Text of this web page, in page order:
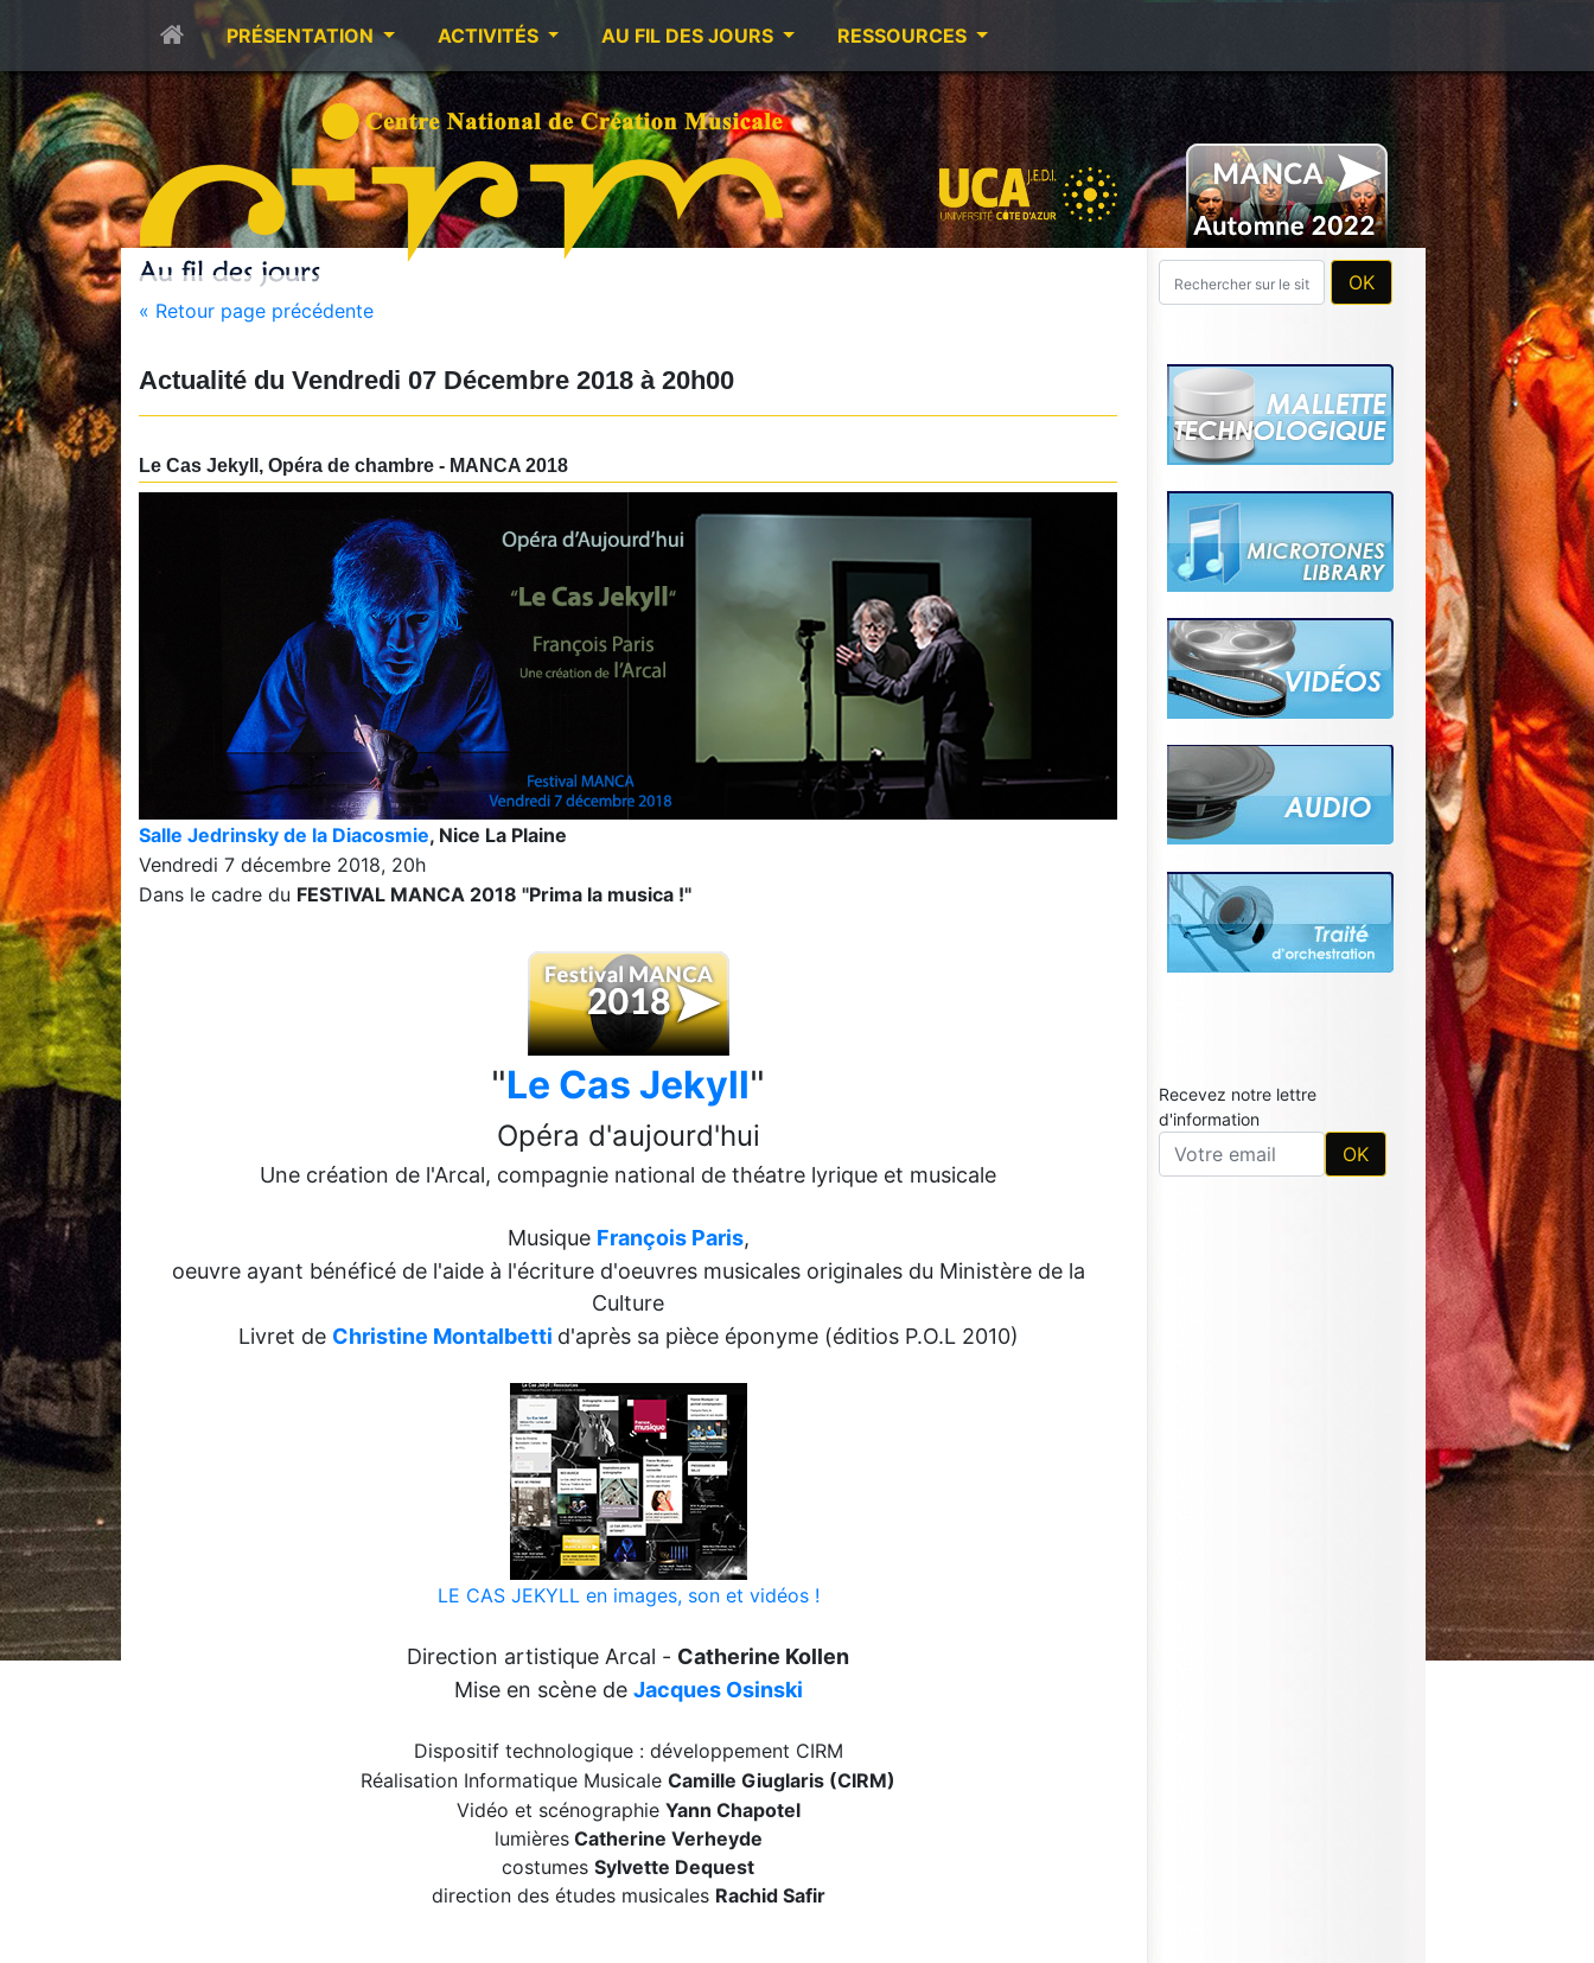
PRÉSENTATION ACTIVITÉS AU FIL DES JOURS RESSOURCES
« Retour page précédente
Actualité du Vendredi 07 Décembre 2018 à20h00
Le Cas Jekyll, Opéra de chambre - MANCA 2018
Salle Jedrinsky de la Diacosmie, Nice La Plaine
Vendredi 7 décembre 2018, 20h
Dans le cadre du FESTIVAL MANCA 2018 "Prima la musica !"
"Le Cas Jekyll"
Opéra d'aujourd'hui
Une création de l'Arcal, compagnie national de théatre lyrique et musicale
Musique François Paris,
oeuvre ayant bénéficé de l'aide à l'écriture d'oeuvres musicales originales du Ministère de la
Culture
Livret de Christine Montalbetti d'après sa pièce éponyme (éditios P.O.L 2010)
LE CAS JEKYLL en images, son et vidéos !
Direction artistique Arcal - Catherine Kollen
Mise en scène de Jacques Osinski
Dispositif technologique : développement CIRM
Réalisation Informatique Musicale Camille Giuglaris (CIRM)
Vidéo et scénographie Yann Chapotel
lumièresCatherine Verheyde
costumes Sylvette Dequest
direction des études musicales Rachid Safir
Recevez notre lettre
d'information